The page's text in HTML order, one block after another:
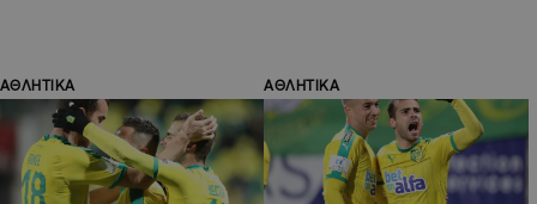
ΑΘΛΗΤΙΚΑ ΑΘΛΗΤΙΚΑ